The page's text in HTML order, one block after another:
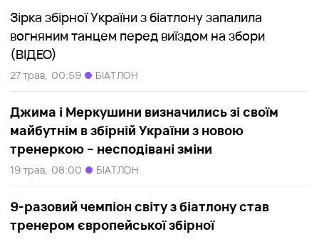
Зірка збірної України з біатлону запалила
вогняним танцем перед виїздом на збори
(ВІДЕО)
27 трав, 00:59 БІАТЛОН
Джима і Меркушини визначились зі своїм
майбутнім в збірній України з новою
тренеркою – несподівані зміни
19 трав, 08:00 БІАТЛОН
9-разовий чемпіон світу з біатлону став
тренером європейської збірної